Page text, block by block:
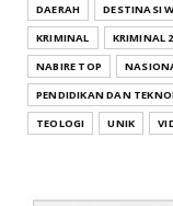
DAERAH
DESTINASI
KRIMINAL
KRIMINAL 2
NABIRE TOP
PENDIDIKAN DAN
TEOLOGI
UNIK